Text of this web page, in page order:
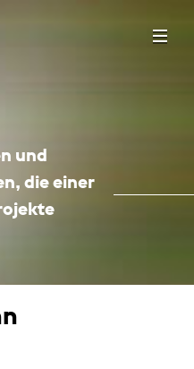
und
die einer